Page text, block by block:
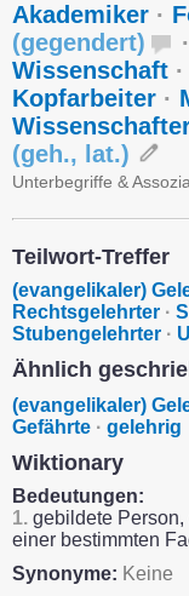
Akademiker ·
(gegendert) ·
Wissenschaft ·
Kopfarbeiter ·
(geh., lat.)
Unterbegriffe &
Teilwort-Treffer
(evangelikaler)
Rechtsgelehrter ·
Stubengelehrter ·
Ähnlich
(evangelikaler)
Gefährte · gelehrig
Wiktionary
Bedeutungen:
1. gebildete
einer bestimmten
Synonyme: Keine